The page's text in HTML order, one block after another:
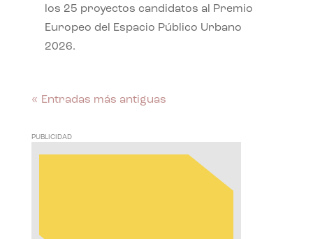
los 25 proyectos candidatos al Premio
Europeo del Espacio Público Urbano
2026.
« Entradas más antiguas
PUBLICIDAD